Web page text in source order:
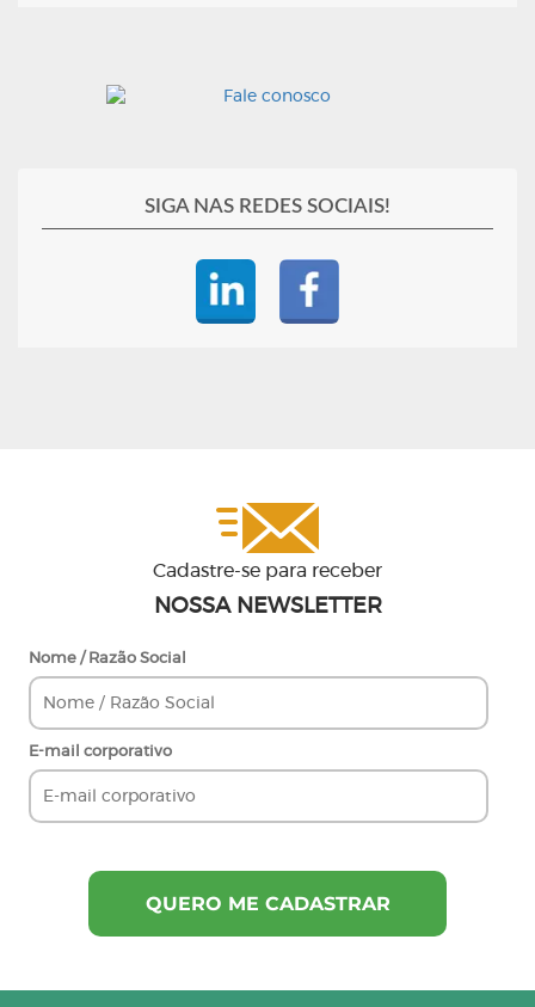
SIGA NAS REDES SOCIAIS!
Cadastre-se para receber
NOSSA NEWSLETTER
Nome / Razão Social
E-mail corporativo